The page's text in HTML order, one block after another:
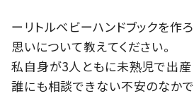
ーリトルベビーハンドブックを作
思いについて教えてください。
私自身が3人ともに未熟児で出産
誰にも相談できない不安のなか